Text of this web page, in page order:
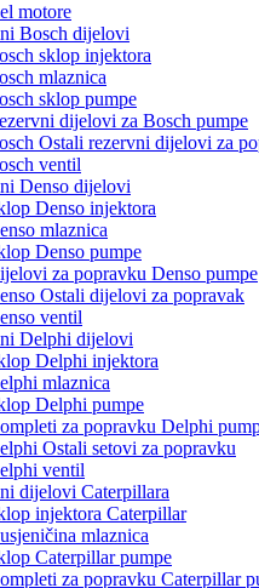
motore
Bosch dijelovi
sklop injektora
mlaznica
sklop pumpe
dijelovi za Bosch pumpe
Ostali rezervni dijelovi za
ventil
Denso dijelovi
Denso injektora
mlaznica
Denso pumpe
za popravku Denso pumpe
Ostali dijelovi za popravak
ventil
Delphi dijelovi
Delphi injektora
mlaznica
Delphi pumpe
za popravku Delphi
Ostali setovi za popravku
ventil
dijelovi Caterpillara
injektora Caterpillar
mlaznica
Caterpillar pumpe
za popravku Caterpillar